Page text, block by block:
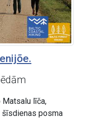
līča,
posma